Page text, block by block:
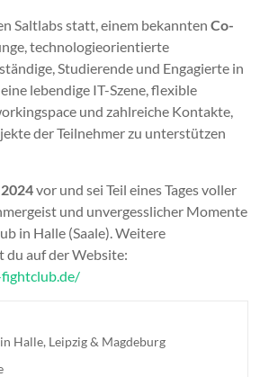
Saltlabs statt, einem bekanntenCo-
technologieorientierte
Studierende und Engagierte in
lebendige IT-Szene, flexible
und zahlreiche Kontakte,
der Teilnehmer zu unterstützen
vor und sei Teil eines Tages voller
und unvergesslicher Momente
in Halle (Saale). Weitere
auf der Website:
Halle, Leipzig & Magdeburg